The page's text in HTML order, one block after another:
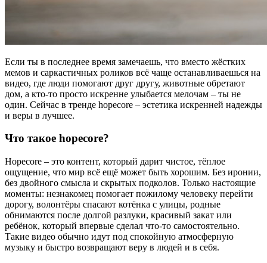
Если ты в последнее время замечаешь, что вместо жёстких
мемов и саркастичных роликов всё чаще останавливаешься на
видео, где люди помогают друг другу, животные обретают
дом, а кто-то просто искренне улыбается мелочам – ты не
один. Сейчас в тренде hopecore – эстетика искренней надежды
и веры в лучшее.
Что такое hopecore?
Hopecore – это контент, который дарит чистое, тёплое
ощущение, что мир всё ещё может быть хорошим. Без иронии,
без двойного смысла и скрытых подколов. Только настоящие
моменты: незнакомец помогает пожилому человеку перейти
дорогу, волонтёры спасают котёнка с улицы, родные
обнимаются после долгой разлуки, красивый закат или
ребёнок, который впервые сделал что-то самостоятельно.
Такие видео обычно идут под спокойную атмосферную
музыку и быстро возвращают веру в людей и в себя.